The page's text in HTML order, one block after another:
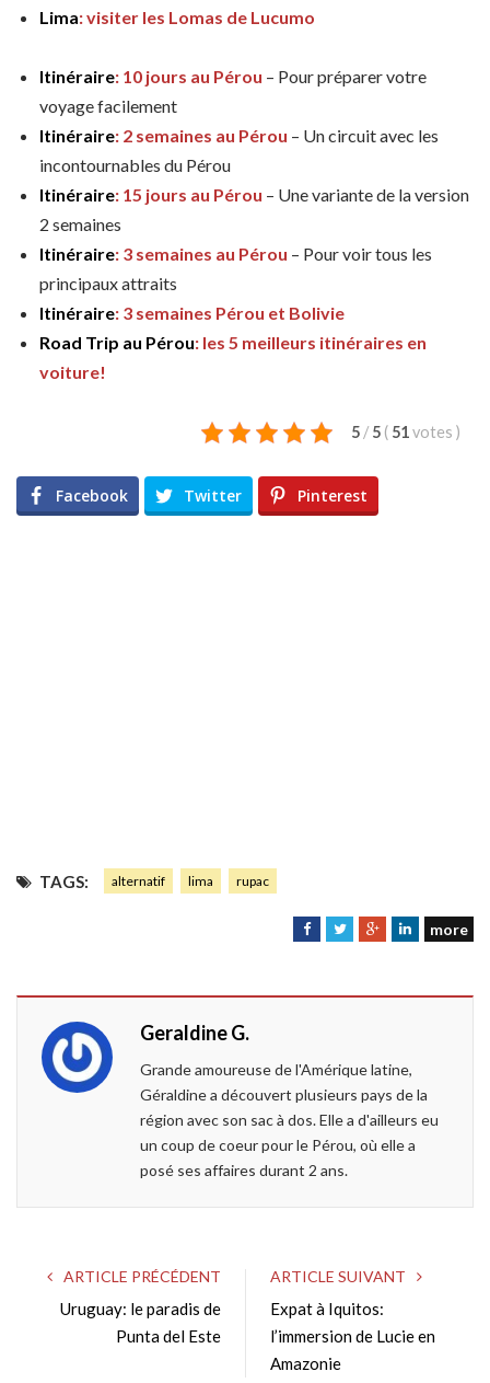
Lima: visiter les Lomas de Lucumo
Itinéraire: 10 jours au Pérou – Pour préparer votre
voyage facilement
Itinéraire: 2 semaines au Pérou – Un circuit avec les
incontournables du Pérou
Itinéraire: 15 jours au Pérou – Une variante de la version
2 semaines
Itinéraire: 3 semaines au Pérou – Pour voir tous les
principaux attraits
Itinéraire: 3 semaines Pérou et Bolivie
Road Trip au Pérou: les 5 meilleurs itinéraires en
voiture!
5/ 5 ( 51votes )
Facebook Twitter Pinterest
TAGS: alternatif lima rupac
F
o
k
T
r
G
+
L
I
n
more
Geraldine G.
Grande amoureuse de l'Amérique latine,
Géraldine a découvert plusieurs pays de la
région avec son sac à dos. Elle a d'ailleurs eu
un coup de coeur pour le Pérou, où elle a
posé ses affaires durant 2 ans.
ARTICLE PRÉCÉDENT
Uruguay: le paradis de
Punta del Este
ARTICLE SUIVANT
Expat à Iquitos:
l’immersion de Lucie en
Amazonie